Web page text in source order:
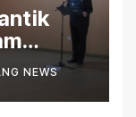
NEWS